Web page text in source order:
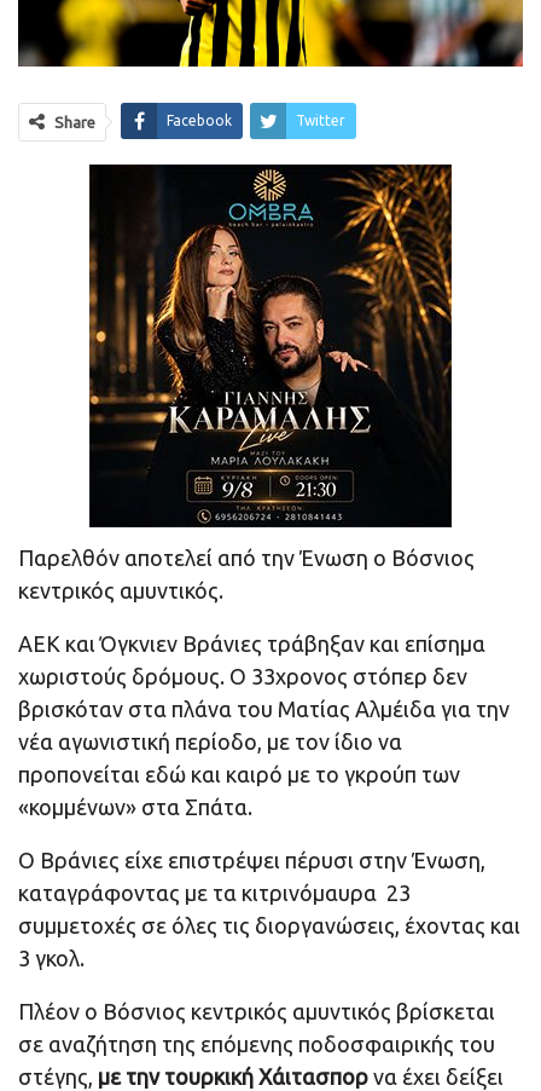
Share Facebook Twitter
Παρελθόν αποτελεί από την Ένωση ο Βόσνιος
κεντρικός αμυντικός.
ΑΕΚ και Όγκνιεν Βράνιες τράβηξαν και επίσημα
χωριστούς δρόμους. Ο 33χρονος στόπερ δεν
βρισκόταν στα πλάνα του Ματίας Αλμέιδα για την
νέα αγωνιστική περίοδο, με τον ίδιο να
προπονείται εδώ και καιρό με το γκρούπ των
«κομμένων» στα Σπάτα.
O Βράνιες είχε επιστρέψει πέρυσι στην Ένωση,
καταγράφοντας με τα κιτρινόμαυρα 23
συμμετοχές σε όλες τις διοργανώσεις, έχοντας και
3 γκολ.
Πλέον ο Βόσνιος κεντρικός αμυντικός βρίσκεται
σε αναζήτηση της επόμενης ποδοσφαιρικής του
στέγης, με την τουρκική Χάιτασπορ να έχει δείξει